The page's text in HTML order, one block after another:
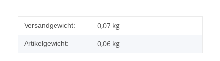
Produkteigenschaft
Wert
Versandgewicht: 0,07 kg
Artikelgewicht: 0,06 kg